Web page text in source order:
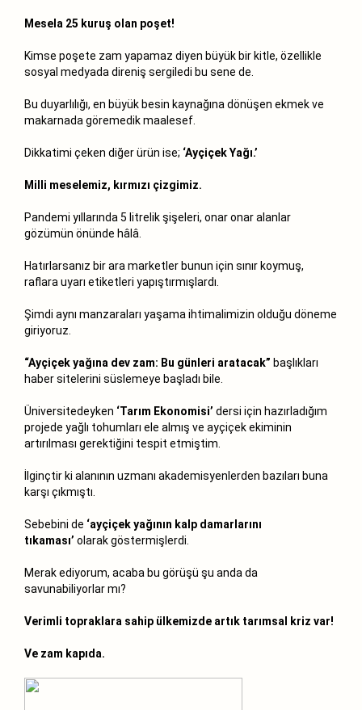
Mesela 25 kuruş olan poşet!
Kimse poşete zam yapamaz diyen büyük bir kitle, özellikle
sosyal medyada direniş sergiledi bu sene de.
Bu duyarlılığı, en büyük besin kaynağına dönüşen ekmek ve
makarnada göremedik maalesef.
Dikkatimi çeken diğer ürün ise; ‘Ayçiçek Yağı.’
Milli meselemiz, kırmızı çizgimiz.
Pandemi yıllarında 5 litrelik şişeleri, onar onar alanlar
gözümün önünde hâlâ.
Hatırlarsanız bir ara marketler bunun için sınır koymuş,
raflara uyarı etiketleri yapıştırmışlardı.
Şimdi aynı manzaraları yaşama ihtimalimizin olduğu döneme
giriyoruz.
“Ayçiçek yağına dev zam: Bu günleri aratacak” başlıkları
haber sitelerini süslemeye başladı bile.
Üniversitedeyken ‘Tarım Ekonomisi’ dersi için hazırladığım
projede yağlı tohumları ele almış ve ayçiçek ekiminin
artırılması gerektiğini tespit etmiştim.
İlginçtir ki alanının uzmanı akademisyenlerden bazıları buna
karşı çıkmıştı.
Sebebini de ‘ayçiçek yağının kalp damarlarını
tıkaması’ olarak göstermişlerdi.
Merak ediyorum, acaba bu görüşü şu anda da
savunabiliyorlar mı?
Verimli topraklara sahip ülkemizde artık tarımsal kriz var!
Ve zam kapıda.